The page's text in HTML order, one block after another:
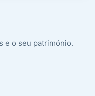
e o seu património.